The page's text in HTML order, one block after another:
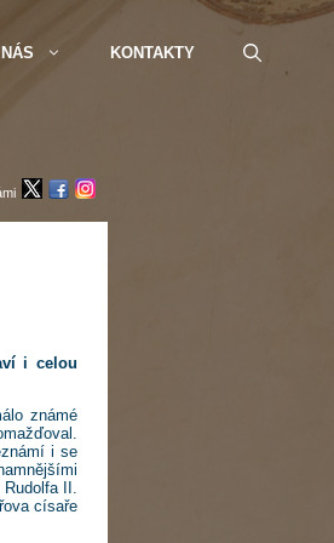
KONTAKTY
i celou
známé
i se
II.
císaře